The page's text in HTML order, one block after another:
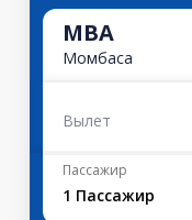
MBA
Момбаса
Вылет
Пассажир
1 Пассажир